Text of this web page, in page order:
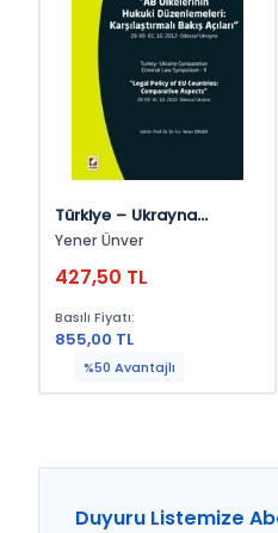
Türkiye – Ukrayna
Karşılaştırmalı Ceza
Ab Ülkelerinin Hukuki
Karşılaştırmalı Bakış
Açıları 28. 09 – 01.10.2012
– Odessa/Ukrayna
Yener Ünver
427,50 TL
Basılı Fiyatı:
855,00 TL
%50 Avantajlı
Duyuru Listemize